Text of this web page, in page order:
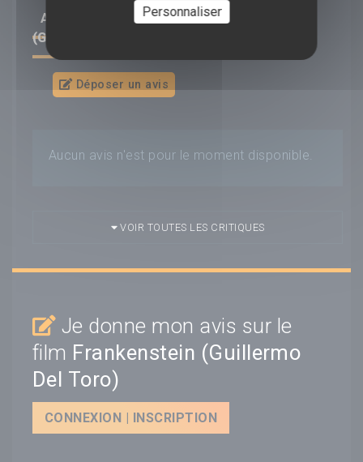
AVIS/CRITIQUE DU FILMFRANKENSTEIN
(GUILLERMO DEL TORO)
Déposer un avis
Aucun avis n'est pour le moment disponible.
VOIR TOUTES LES CRITIQUES
Je donne mon avis sur le
film Frankenstein (Guillermo
Del Toro)
CONNEXION | INSCRIPTION
Personnaliser